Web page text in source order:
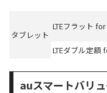
タブレット
LTEフラット for
LTEダブル定額
auスマートバリ